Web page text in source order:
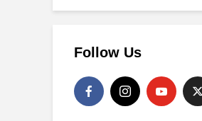
Follow Us